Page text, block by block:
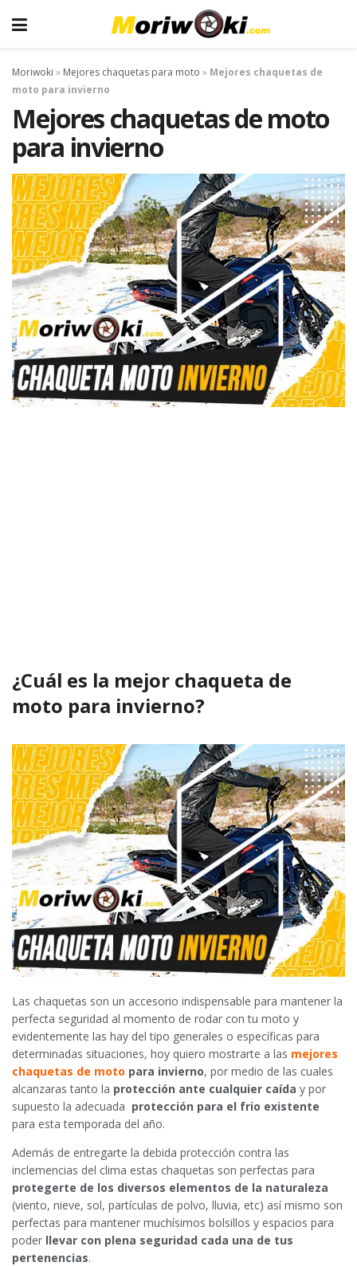
Moriwoki » Mejores chaquetas para moto » Mejores chaquetas de
moto para invierno
Mejores chaquetas de moto
para invierno
¿Cuál es la mejor chaqueta de
moto para invierno?
Las chaquetas son un accesorio indispensable para mantener la
perfecta seguridad al momento de rodar con tu moto y
evidentemente las hay del tipo generales o específicas para
determinadas situaciones, hoy quiero mostrarte a las mejores
chaquetas de moto para invierno, por medio de las cuales
alcanzaras tanto la protección ante cualquier caída y por
supuesto la adecuada protección para el frio existente
para esta temporada del año.
Además de entregarte la debida protección contra las
inclemencias del clima estas chaquetas son perfectas para
protegerte de los diversos elementos de la naturaleza
(viento, nieve, sol, partículas de polvo, lluvia, etc) así mismo son
perfectas para mantener muchísimos bolsillos y espacios para
poder llevar con plena seguridad cada una de tus
pertenencias.